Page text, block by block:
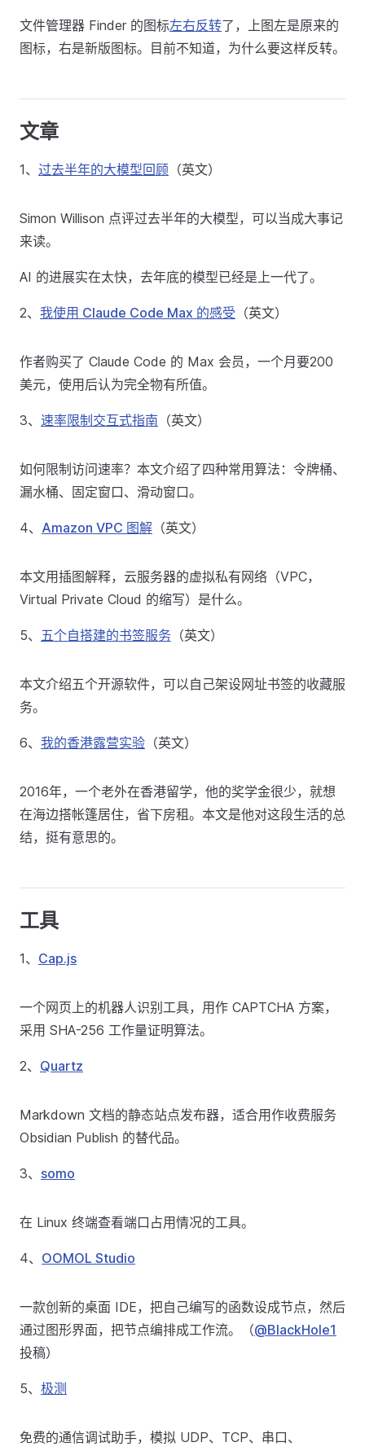
文件管理器 Finder 的图标左右反转了，上图左是原来的
图标，右是新版图标。目前不知道，为什么要这样反转。
文章
1、 过去半年的大模型回顾 （英文）
Simon Willison 点评过去半年的大模型，可以当成大事记
来读。
AI 的进展实在太快，去年底的模型已经是上一代了。
2、 我使用 Claude Code Max 的感受 （英文）
作者购买了 Claude Code 的 Max 会员，一个月要200
美元，使用后认为完全物有所值。
3、 速率限制交互式指南 （英文）
如何限制访问速率？本文介绍了四种常用算法：令牌桶、
漏水桶、固定窗口、滑动窗口。
4、 Amazon VPC 图解 （英文）
本文用插图解释，云服务器的虚拟私有网络（VPC，
Virtual Private Cloud 的缩写）是什么。
5、 五个自搭建的书签服务 （英文）
本文介绍五个开源软件，可以自己架设网址书签的收藏服
务。
6、 我的香港露营实验 （英文）
2016年，一个老外在香港留学，他的奖学金很少，就想
在海边搭帐篷居住，省下房租。本文是他对这段生活的总
结，挺有意思的。
工具
1、 Cap.js
一个网页上的机器人识别工具，用作 CAPTCHA 方案，
采用 SHA-256 工作量证明算法。
2、 Quartz
Markdown 文档的静态站点发布器，适合用作收费服务
Obsidian Publish 的替代品。
3、 somo
在 Linux 终端查看端口占用情况的工具。
4、 OOMOL Studio
一款创新的桌面 IDE，把自己编写的函数设成节点，然后
通过图形界面，把节点编排成工作流。（@BlackHole1
投稿）
5、 极测
免费的通信调试助手，模拟 UDP、TCP、串口、